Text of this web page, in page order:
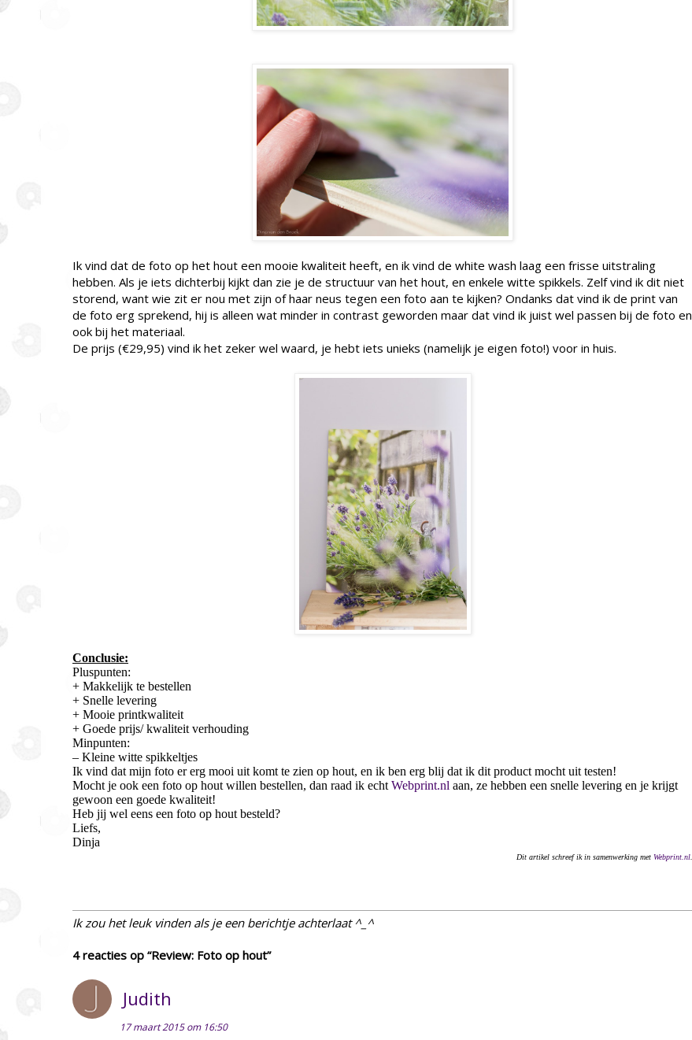
Ik vind dat de foto op het hout een mooie kwaliteit heeft, en ik vind de white wash laag een frisse uitstraling
hebben. Als je iets dichterbij kijkt dan zie je de structuur van het hout, en enkele witte spikkels. Zelf vind ik dit niet
storend, want wie zit er nou met zijn of haar neus tegen een foto aan te kijken? Ondanks dat vind ik de print van
de foto erg sprekend, hij is alleen wat minder in contrast geworden maar dat vind ik juist wel passen bij de foto en
ook bij het materiaal.
De prijs (€29,95) vind ik het zeker wel waard, je hebt iets unieks (namelijk je eigen foto!) voor in huis.
Conclusie:
Pluspunten:
+ Makkelijk te bestellen
+ Snelle levering
+ Mooie printkwaliteit
+ Goede prijs/ kwaliteit verhouding
Minpunten:
– Kleine witte spikkeltjes
Ik vind dat mijn foto er erg mooi uit komt te zien op hout, en ik ben erg blij dat ik dit product mocht uit testen!
Mocht je ook een foto op hout willen bestellen, dan raad ik echt Webprint.nl aan, ze hebben een snelle levering en je krijgt
gewoon een goede kwaliteit!
Heb jij wel eens een foto op hout besteld?
Liefs,
Dinja
Dit artikel schreef ik in samenwerking met Webprint.nl
Ik zou het leuk vinden als je een berichtje achterlaat ^_^
4 reacties op “Review: Foto op hout”
Judith
17 maart 2015 om 16:50